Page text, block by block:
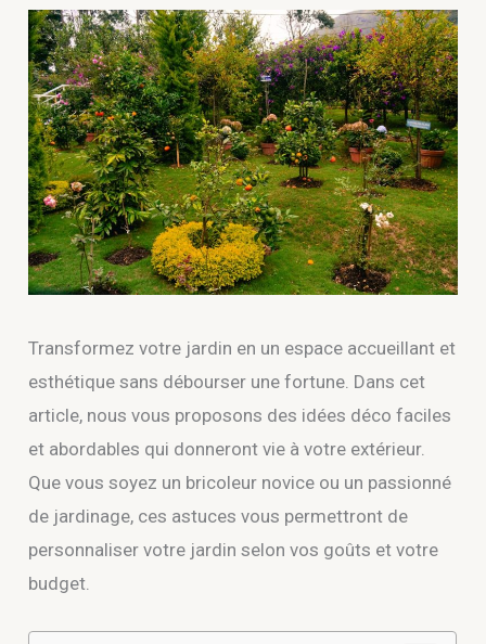
Transformez votre jardin en un espace accueillant et
esthétique sans débourser une fortune. Dans cet
article, nous vous proposons des idées déco faciles
et abordables qui donneront vie à votre extérieur.
Que vous soyez un bricoleur novice ou un passionné
de jardinage, ces astuces vous permettront de
personnaliser votre jardin selon vos goûts et votre
budget.